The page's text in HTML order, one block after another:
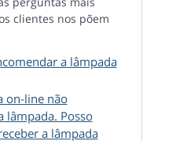
clientes nos põem
a lâmpada
on-line não
lâmpada. Posso
a lâmpada